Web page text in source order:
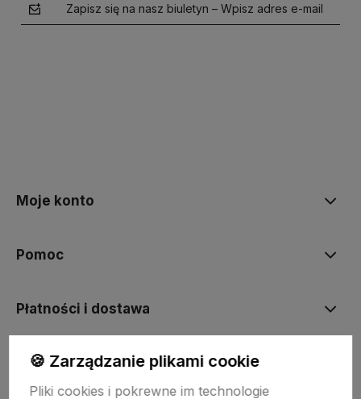
Zapisz się na nasz biuletyn – Wpisz adres e-mail
Moje konto
Pomoc
Płatności i dostawa
Informacje
🍪 Zarządzanie plikami cookie
Pliki cookies i pokrewne im technologie